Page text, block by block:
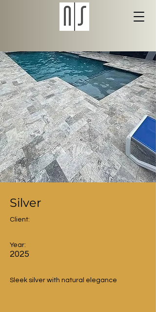
Silver
Client:
Year:
2025
Sleek silver with natural elegance